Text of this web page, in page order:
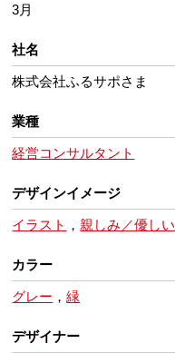
3月
社名
株式会社ふるサポさま
業種
経営コンサルタント
デザインイメージ
イラスト ， 親しみ／優しい
カラー
グレー ，緑
デザイナー